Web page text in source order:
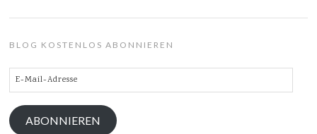
BLOG KOSTENLOS ABONNIEREN
E-
Mail-
Adresse
ABONNIEREN